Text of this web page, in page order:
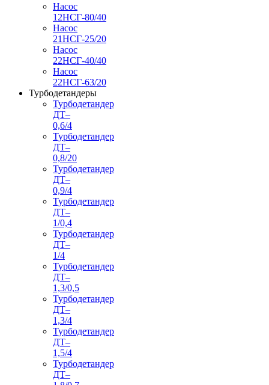
Насос
12НСГ-80/40
Насос
21НСГ-25/20
Насос
22НСГ-40/40
Насос
22НСГ-63/20
Турбодетандеры
Турбодетандер
ДТ–
0,6/4
Турбодетандер
ДТ–
0,8/20
Турбодетандер
ДТ–
0,9/4
Турбодетандер
ДТ–
1/0,4
Турбодетандер
ДТ–
1/4
Турбодетандер
ДТ–
1,3/0,5
Турбодетандер
ДТ–
1,3/4
Турбодетандер
ДТ–
1,5/4
Турбодетандер
ДТ–